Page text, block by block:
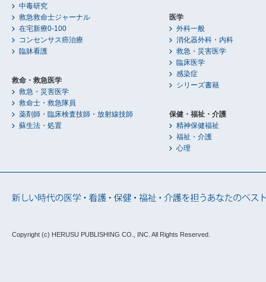
中毒研究
救急救命士ジャーナル
在宅新療0-100
コンセンサス癌治療
臨牀看護
救命・救急医学
救急・災害医学
救命士・救急隊員
薬剤師・臨床検査技師・放射線技師
蘇生法・処置
医学
外科一般
消化器外科・内科
救急・災害医学
臨床医学
感染症
シリーズ書籍
保健・福祉・介護
精神保健福祉
福祉・介護
心理
Copyright (c) HERUSU PUBLISHING CO., INC. All Rights Reserved.